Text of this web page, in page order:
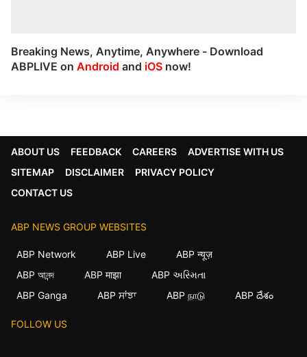
Breaking News, Anytime, Anywhere - Download
ABPLIVE on Android and iOS now!
ABOUT US FEEDBACK CAREERS
ADVERTISE WITH US
SITEMAP
DISCLAIMER
PRIVACY POLICY
CONTACT US
ABP NEWS GROUP WEBSITES
ABP Network ABP Live
ABP न्यूज़
ABP আনন্দ
ABP माझा
ABP અસ્મિતા
ABP Ganga
ABP ਸਾਂਝਾ ABP நாடு ABP దేశం
FOLLOW US